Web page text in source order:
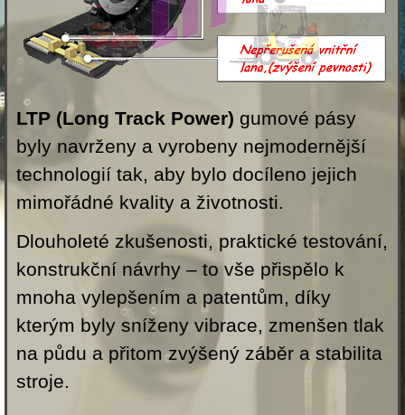
LTP (Long Track Power) gumové pásy
byly navrženy a vyrobeny nejmodernější
technologií tak, aby bylo docíleno jejich
mimořádné kvality a životnosti.
Dlouholeté zkušenosti, praktické testování,
konstrukční návrhy – to vše přispělo k
mnoha vylepšením a patentům, díky
kterým byly sníženy vibrace, zmenšen tlak
na půdu a přitom zvýšený záběr a stabilita
stroje.